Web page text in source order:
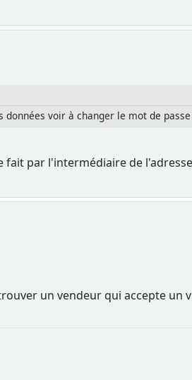
voir à changer le mot de
par l'intermédiaire de
un vendeur qui accepte un